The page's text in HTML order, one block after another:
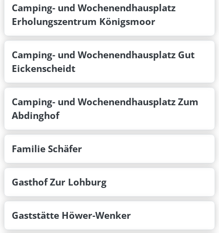
Camping- und Wochenendhausplatz
Erholungszentrum Königsmoor
Camping- und Wochenendhausplatz Gut
Eickenscheidt
Camping- und Wochenendhausplatz Zum
Abdinghof
Familie Schäfer
Gasthof Zur Lohburg
Gaststätte Höwer-Wenker